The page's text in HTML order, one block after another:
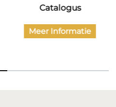
burgerlijke audio-